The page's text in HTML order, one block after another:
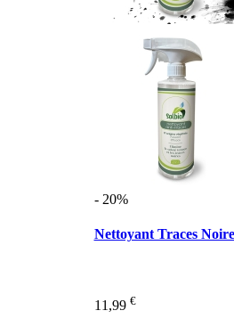
- 20%
Nettoyant Traces
11,99 €